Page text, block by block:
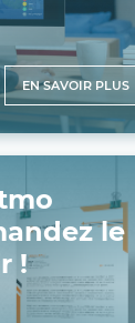
EN SAVOIR PLUS
le
!